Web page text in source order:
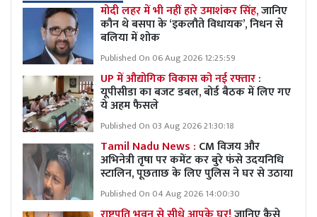
मोदी लहर में भी नहीं हारे उमाशंकर सिंह,जानिए
कौन थे बसपा के ‘इकलौते विधायक’, निधन से
बलिया में शोक
Published On 06 Aug 2026 12:25:59
UP में औद्योगिक विकास को नई रफ्तार :
यूपीसीडा का बजट डबल, बोर्ड बैठक में लिए गए
ये अहम फैसले
Published On 03 Aug 2026 21:30:18
Tamil Nadu News : CM विजय और
अभिनेत्री तृषा पर कमेंट कर बुरे फंसे उदयनिधि
स्टालिन, पूछताछ के लिए पुलिस ने घर से उठाया
Published On 04 Aug 2026 14:00:30